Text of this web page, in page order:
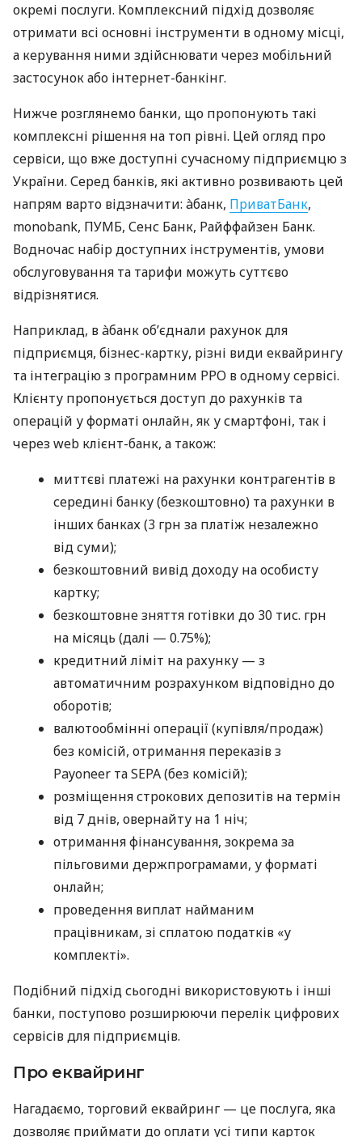
окремі послуги. Комплексний підхід дозволяє
отримати всі основні інструменти в одному місці,
а керування ними здійснювати через мобільний
застосунок або інтернет-банкінг.
Нижче розглянемо банки, що пропонують такі
комплексні рішення на топ рівні. Цей огляд про
сервіси, що вже доступні сучасному підприємцю з
України. Серед банків, які активно розвивають цей
напрям варто відзначити: àбанк, ПриватБанк,
monobank, ПУМБ, Сенс Банк, Райффайзен Банк.
Водночас набір доступних інструментів, умови
обслуговування та тарифи можуть суттєво
відрізнятися.
Наприклад, в àбанк об’єднали рахунок для
підприємця, бізнес-картку, різні види еквайрингу
та інтеграцію з програмним РРО в одному сервісі.
Клієнту пропонується доступ до рахунків та
операцій у форматі онлайн, як у смартфоні, так і
через web клієнт-банк, а також:
миттєві платежі на рахунки контрагентів в
середині банку (безкоштовно) та рахунки в
інших банках (3 грн за платіж незалежно
від суми);
безкоштовний вивід доходу на особисту
картку;
безкоштовне зняття готівки до 30 тис. грн
на місяць (далі — 0.75%);
кредитний ліміт на рахунку — з
автоматичним розрахунком відповідно до
оборотів;
валютообмінні операції (купівля/продаж)
без комісій, отримання переказів з
Payoneer та SEPA (без комісій);
розміщення строкових депозитів на термін
від 7 днів, овернайту на 1 ніч;
отримання фінансування, зокрема за
пільговими держпрограмами, у форматі
онлайн;
проведення виплат найманим
працівникам, зі сплатою податків «у
комплекті».
Подібний підхід сьогодні використовують і інші
банки, поступово розширюючи перелік цифрових
сервісів для підприємців.
Про еквайринг
Нагадаємо, торговий еквайринг — це послуга, яка
дозволяє приймати до оплати усі типи карток